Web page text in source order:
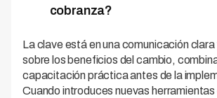
cobranza?
La clave está en una comunicación
sobre los beneficios del cambio,
capacitación práctica antes de la
Cuando introduces nuevas